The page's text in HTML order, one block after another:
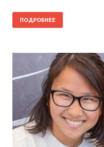
ПОДРОБНЕЕ